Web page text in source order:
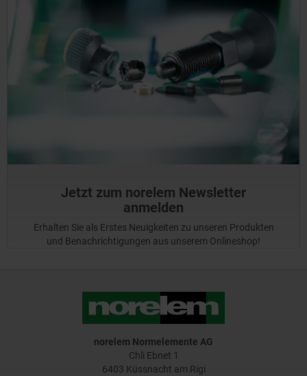
Jetzt zum norelem Newsletter
anmelden
Erhalten Sie als Erstes Neuigkeiten zu unseren Produkten
und Benachrichtigungen aus unserem Onlineshop!
norelem Normelemente AG
Chli Ebnet 1
6403 Küssnacht am Rigi